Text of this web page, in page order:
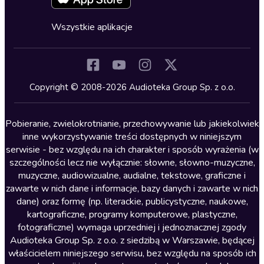
Kryminały
Lektury szkolne
Literatura anglojęzyczna
Literatura faktu
Literatura obyczajowa
Literatura piękna obca
Literatura piękna polska
Nagrania relaksacyjne
Nauka języków
Cykle audiobooków
Wszystkie aplikacje
Copyright © 2008-2026 Audioteka Group Sp. z o.o.
Pobieranie, zwielokrotnianie, przechowywanie lub jakiekolwiek
inne wykorzystywanie treści dostępnych w niniejszym
serwisie - bez względu na ich charakter i sposób wyrażenia (w
szczególności lecz nie wyłącznie: słowne, słowno-muzyczne,
muzyczne, audiowizualne, audialne, tekstowe, graficzne i
zawarte w nich dane i informacje, bazy danych i zawarte w nich
dane) oraz formę (np. literackie, publicystyczne, naukowe,
kartograficzne, programy komputerowe, plastyczne,
fotograficzne) wymaga uprzedniej i jednoznacznej zgody
Audioteka Group Sp. z o.o. z siedzibą w Warszawie, będącej
właścicielem niniejszego serwisu, bez względu na sposób ich